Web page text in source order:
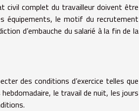
civil complet du travailleur doivent être
équipements, le motif du recrutement
d’embauche du salarié à la fin de la
des conditions d’exercice telles que
le travail de nuit, les jours